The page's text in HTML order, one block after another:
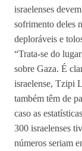
israelenses
sofrimento deles
deploráveis e
“Trata-se do
sobre Gaza. É
israelense, Tzipi
também têm de
caso as
300 israelenses
números seriam